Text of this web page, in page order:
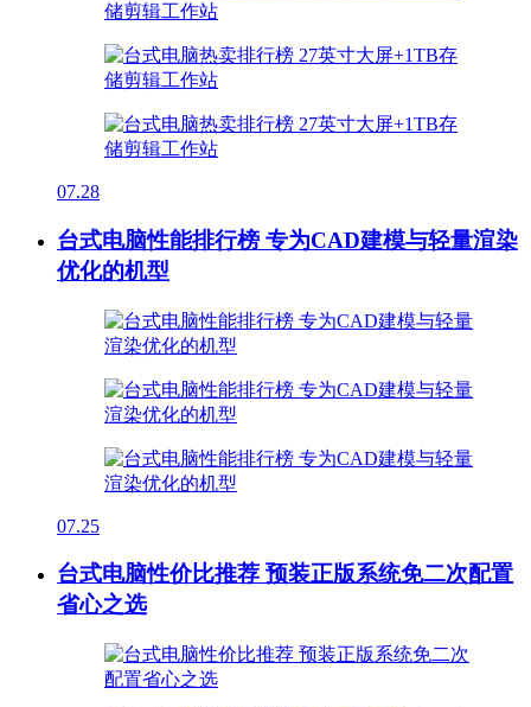
07.28
台式电脑性能排行榜 专为CAD建模与轻量渲染
优化的机型
07.25
台式电脑性价比推荐 预装正版系统免二次配置
省心之选